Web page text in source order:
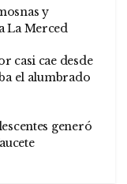
y
La Merced
casi cae desde
el alumbrado
generó